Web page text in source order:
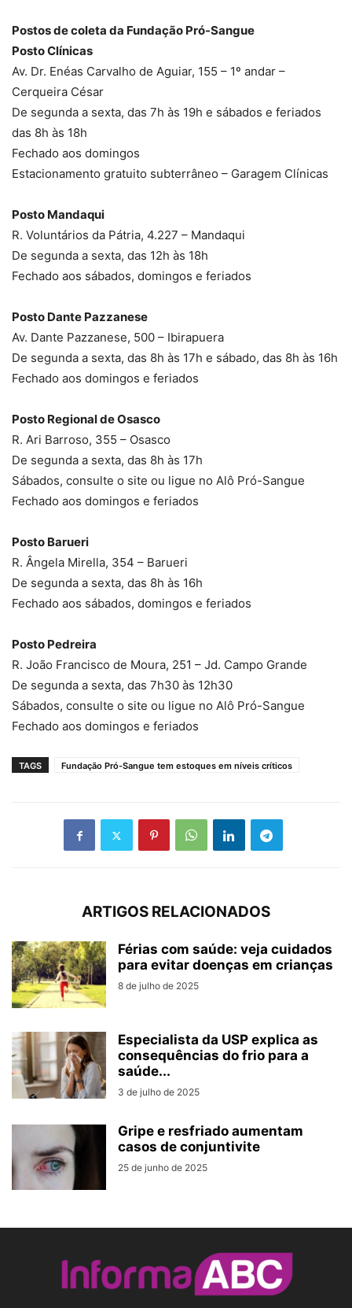
Postos de coleta da Fundação Pró-Sangue
Posto Clínicas
Av. Dr. Enéas Carvalho de Aguiar, 155 – 1º andar –
Cerqueira César
De segunda a sexta, das 7h às 19h e sábados e feriados
das 8h às 18h
Fechado aos domingos
Estacionamento gratuito subterrâneo – Garagem Clínicas
Posto Mandaqui
R. Voluntários da Pátria, 4.227 – Mandaqui
De segunda a sexta, das 12h às 18h
Fechado aos sábados, domingos e feriados
Posto Dante Pazzanese
Av. Dante Pazzanese, 500 – Ibirapuera
De segunda a sexta, das 8h às 17h e sábado, das 8h às 16h
Fechado aos domingos e feriados
Posto Regional de Osasco
R. Ari Barroso, 355 – Osasco
De segunda a sexta, das 8h às 17h
Sábados, consulte o site ou ligue no Alô Pró-Sangue
Fechado aos domingos e feriados
Posto Barueri
R. Ângela Mirella, 354 – Barueri
De segunda a sexta, das 8h às 16h
Fechado aos sábados, domingos e feriados
Posto Pedreira
R. João Francisco de Moura, 251 – Jd. Campo Grande
De segunda a sexta, das 7h30 às 12h30
Sábados, consulte o site ou ligue no Alô Pró-Sangue
Fechado aos domingos e feriados
TAGS Fundação Pró-Sangue tem estoques em níveis críticos
ARTIGOS RELACIONADOS
Férias com saúde: veja cuidados
para evitar doenças em crianças
8 de julho de 2025
Especialista da USP explica as
consequências do frio para a
saúde...
3 de julho de 2025
Gripe e resfriado aumentam
casos de conjuntivite
25 de junho de 2025